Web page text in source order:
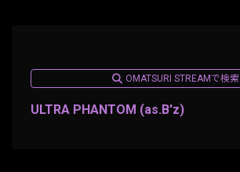
OMATSURI STREAMで検索
ULTRA PHANTOM (as.B'z)